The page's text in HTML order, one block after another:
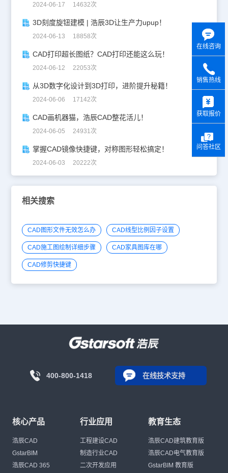
2024-06-17 14632次
3D刻度旋钮建模 | 浩辰3D让生产力upup！
2024-06-13 18858次
CAD打印超长图纸？CAD打印还能这么玩！
2024-06-12 22053次
从3D数字化设计到3D打印，进阶提升秘籍！
2024-06-06 17142次
CAD画机器猫，浩辰CAD整花活儿！
2024-06-05 24931次
掌握CAD镜像快捷键，对称图形轻松搞定！
2024-06-03 20222次
相关搜索
CAD图形文件无效怎么办 CAD线型比例因子设置
CAD施工图绘制详细步骤 CAD家具图库在哪
CAD修剪快捷键
400-800-1418 在线技术支持
核心产品
浩辰CAD
GstarBIM
浩辰CAD 365
行业应用
工程建设CAD
制造行业CAD
二次开发应用
教育生态
浩辰CAD建筑教育版
浩辰CAD电气教育版
GstarBIM 教育版
在线咨询
销售热线
获取报价
问答社区